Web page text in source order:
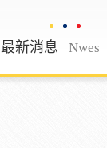
最新消息 Nwes